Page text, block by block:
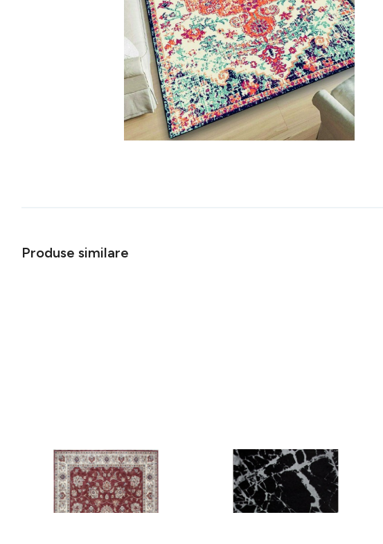
Produse similare
Covor rezistent Eko, ALT 05 - Red,
Ivory, 100% poliester, 80 x 150 cm
Covor rezistent SM 21 - Black,
Silver XW, 80x300 cm
441 lei